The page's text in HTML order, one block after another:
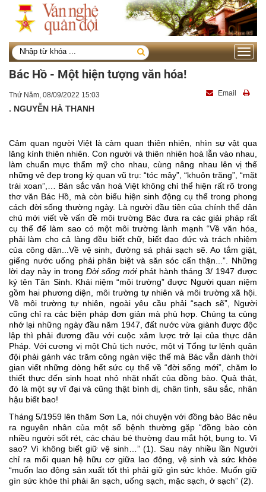
Toggle
Bác Hồ - Một hiện tượng văn hóa!
Thứ Năm, 08/09/2022 15:03 Email
. NGUYỄN HÀ THANH
Cảm quan người Việt là cảm quan thiên nhiên, nhìn sự vật qua
lăng kính thiên nhiên. Con người và thiên nhiên hoà lẫn vào nhau,
làm chuẩn mực thẩm mỹ cho nhau, cùng nâng nhau lên vị thế
những vẻ đẹp trong kỳ quan vũ trụ: “tóc mây”, “khuôn trăng”, “mặt
trái xoan”,… Bản sắc văn hoá Việt không chỉ thể hiện rất rõ trong
thơ văn Bác Hồ, mà còn biểu hiện sinh động cụ thể trong phong
cách đời sống thường ngày. Là người đầu tiên của chính thể dân
chủ mới viết về vấn đề môi trường Bác đưa ra các giải pháp rất
cụ thể để làm sao có một môi trường lành mạnh “Về văn hóa,
phải làm cho cả làng đều biết chữ, biết đạo đức và trách nhiệm
của công dân...Về vệ sinh, đường sá phải sạch sẽ. Ao tắm giặt,
giếng nước uống phải phân biệt và săn sóc cẩn thận...”. Những
lời dạy này in trong Đời sống mới phát hành tháng 3/ 1947 được
ký tên Tân Sinh. Khái niệm “môi trường” được Người quan niệm
gồm hai phương diện, môi trường tự nhiên và môi trường xã hội.
Về môi trường tự nhiên, ngoài yêu cầu phải “sạch sẽ”, Người
cũng chỉ ra các biện pháp đơn giản mà phù hợp. Chúng ta cùng
nhớ lại những ngày đầu năm 1947, đất nước vừa giành được độc
lập thì phải đương đầu với cuộc xâm lược trở lại của thực dân
Pháp. Với cương vị một Chủ tịch nước, một vị Tổng tư lệnh quân
đội phải gánh vác trăm công ngàn việc thế mà Bác vẫn dành thời
gian viết những dòng hết sức cụ thể về “đời sống mới”, chăm lo
thiết thực đến sinh hoạt nhỏ nhặt nhất của đồng bào. Quả thật,
đó là một sự vĩ đại và cũng thật bình dị, chân tình, sâu sắc, nhân
hậu biết bao!
Tháng 5/1959 lên thăm Sơn La, nói chuyện với đồng bào Bác nêu
ra nguyên nhân của một số bệnh thường gặp “đồng bào còn
nhiều người sốt rét, các cháu bé thường đau mắt hột, bụng to. Vì
sao? Vì không biết giữ vệ sinh…” (1). Sau này nhiều lần Người
chỉ ra mối quan hệ hữu cơ giữa lao động, vệ sinh và sức khỏe
“muốn lao động sản xuất tốt thì phải giữ gìn sức khỏe. Muốn giữ
gìn sức khỏe thì phải ăn sạch, uống sạch, mặc sạch, ở sạch” (2).